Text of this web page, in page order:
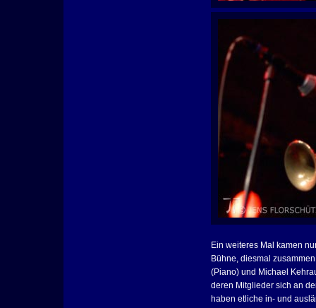
Ein weiteres Mal kamen
Bühne, diesmal
(Piano) und Michael
deren Mitglieder sich an
haben etliche in- und